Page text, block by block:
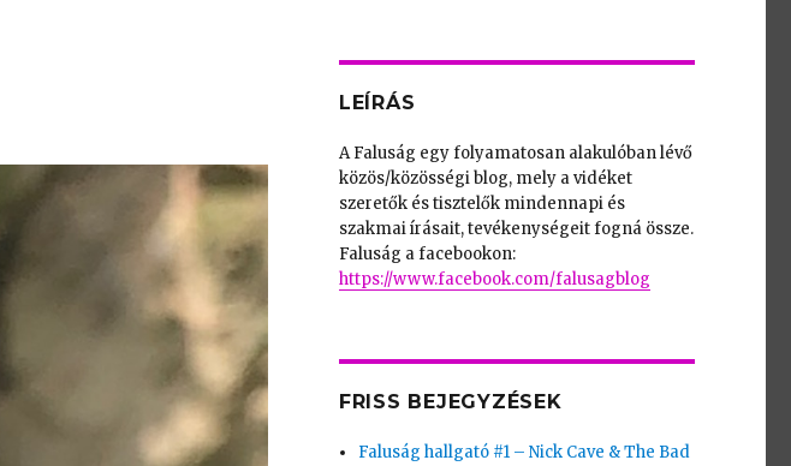
LEÍRÁS
A Faluság egy folyamatosan alakulóban lévő
közös/közösségi blog, mely a vidéket
szeretők és tisztelők mindennapi és
szakmai írásait, tevékenységeit fogná össze.
Faluság a facebookon:
https://www.facebook.com/falusagblog
FRISS BEJEGYZÉSEK
Faluság hallgató #1 – Nick Cave & The Bad